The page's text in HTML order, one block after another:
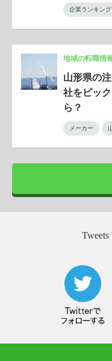
企業ランキング
地域の転職情
山形県の
社をピッ
ら？
メーカー
Tweets